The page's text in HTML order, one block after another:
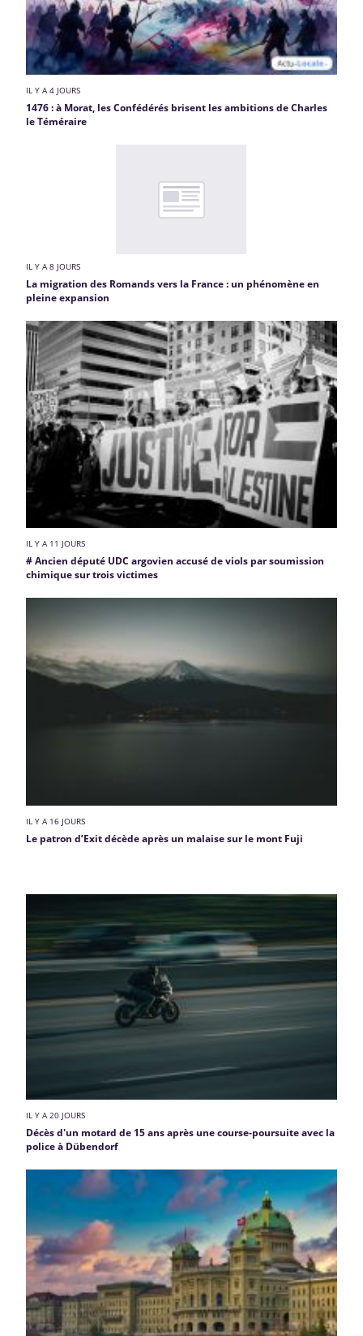
IL Y A 4 JOURS
1476 : à Morat, les Confédérés brisent les ambitions de Charles
le Téméraire
IL Y A 8 JOURS
La migration des Romands vers la France : un phénomène en
pleine expansion
IL Y A 11 JOURS
# Ancien député UDC argovien accusé de viols par soumission
chimique sur trois victimes
IL Y A 16 JOURS
Le patron d’Exit décède après un malaise sur le mont Fuji
IL Y A 20 JOURS
Décès d'un motard de 15 ans après une course-poursuite avec la
police à Dübendorf